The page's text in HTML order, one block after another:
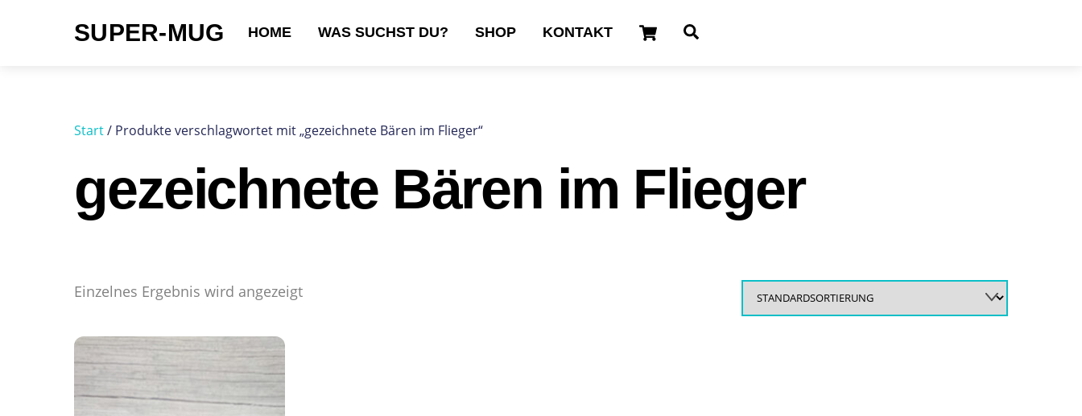
SUPER-MUG Cart
HOME WAS SUCHST DU? SHOP KONTAKT
Start/ Produkte verschlagwortet mit „gezeichnete Bären im Flieger“
gezeichnete Bären im Flieger
Einzelnes Ergebnis wird angezeigt